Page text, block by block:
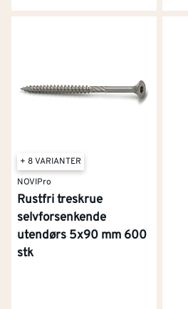
+ 8 VARIANTER
NOVIPro
Rustfri treskrue
selvforsenkende
utendørs 5x90 mm 600
stk